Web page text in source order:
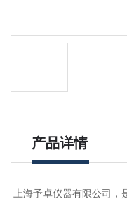
产品详情
上海予卓仪器有限公司